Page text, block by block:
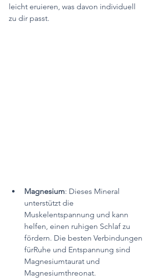
leicht eruieren, was davon individuell
zu dir passt.
Magnesium: Dieses Mineral
unterstützt die
Muskelentspannung und kann
helfen, einen ruhigen Schlaf zu
fördern. Die besten Verbindungen
fürRuhe und Entspannung sind
Magnesiumtaurat und
Magnesiumthreonat.